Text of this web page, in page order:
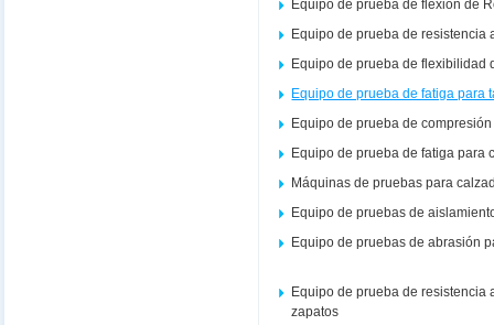
Equipo de prueba de flexión de
Equipo de prueba de resistencia
Equipo de prueba de flexibilidad
Equipo de prueba de fatiga para
Equipo de prueba de
Equipo de prueba de fatiga para
Máquinas de pruebas para
Equipo de pruebas de
Equipo de pruebas de abrasión
Equipo de prueba de resistencia
zapatos